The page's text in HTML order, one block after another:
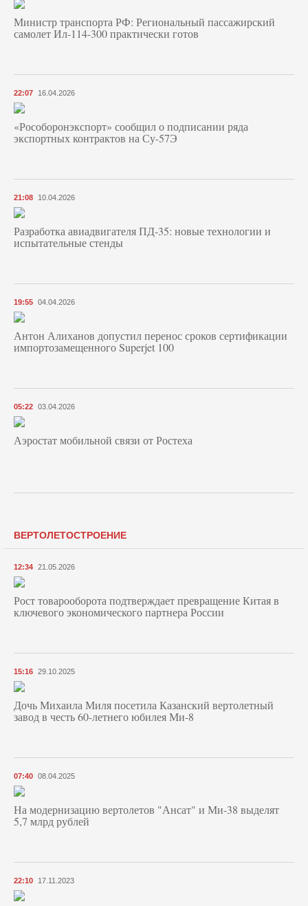
Министр транспорта РФ: Региональный пассажирский
самолет Ил-114-300 практически готов
22:07 16.04.2026
«Рособоронэкспорт» сообщил о подписании ряда
экспортных контрактов на Су-57Э
21:08 10.04.2026
Разработка авиадвигателя ПД-35: новые технологии и
испытательные стенды
19:55 04.04.2026
Антон Алиханов допустил перенос сроков сертификации
импортозамещенного Superjet 100
05:22 03.04.2026
Аэростат мобильной связи от Ростеха
ВЕРТОЛЕТОСТРОЕНИЕ
12:34 21.05.2026
Рост товарооборота подтверждает превращение Китая в
ключевого экономического партнера России
15:16 29.10.2025
Дочь Михаила Миля посетила Казанский вертолетный
завод в честь 60-летнего юбилея Ми-8
07:40 08.04.2025
На модернизацию вертолетов "Ансат" и Ми-38 выделят
5,7 млрд рублей
22:10 17.11.2023